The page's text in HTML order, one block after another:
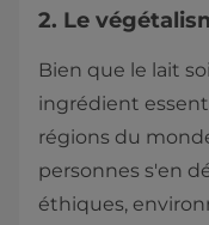
2. Le
Bien que le lait
ingrédient
régions du
personnes s'en
éthiques,